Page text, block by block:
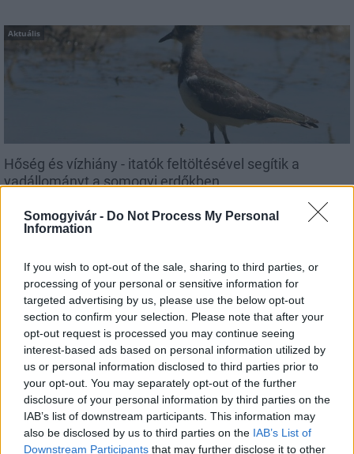
Somogyivár - Do Not Process My Personal
Information
If you wish to opt-out of the sale, sharing to third parties, or
processing of your personal or sensitive information for
targeted advertising by us, please use the below opt-out
section to confirm your selection. Please note that after your
opt-out request is processed you may continue seeing
interest-based ads based on personal information utilized by
us or personal information disclosed to third parties prior to
your opt-out. You may separately opt-out of the further
disclosure of your personal information by third parties on the
IAB’s list of downstream participants. This information may
also be disclosed by us to third parties on the IAB’s List of
Downstream Participants that may further disclose it to other
Aktuális
Hőség és vízhiány - itatók feltöltésével segítik a
vadállományt a somogyi erdőkben
Helyi hírek
Amire többmillióan vártunk: szombattól másodfokúra
csökken a riasztás